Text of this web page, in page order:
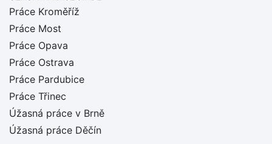
Práce Kroměříž
Práce Most
Práce Opava
Práce Ostrava
Práce Pardubice
Práce Třinec
Úžasná práce v Brně
Úžasná práce Děčín